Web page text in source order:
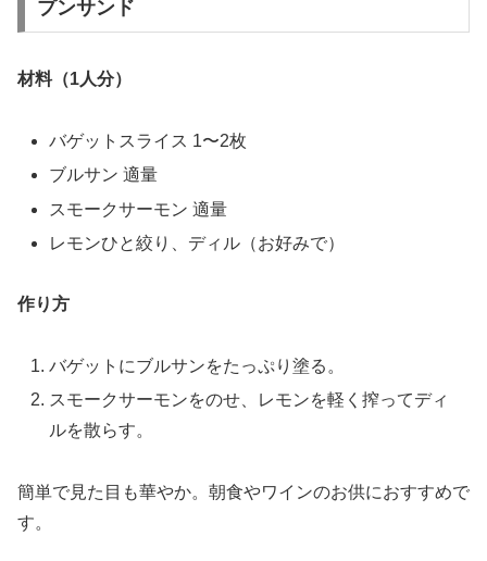
プンサンド
材料（1人分）
バゲットスライス 1〜2枚
ブルサン 適量
スモークサーモン 適量
レモンひと絞り、ディル（お好みで）
作り方
バゲットにブルサンをたっぷり塗る。
スモークサーモンをのせ、レモンを軽く搾ってディ
ルを散らす。
簡単で見た目も華やか。朝食やワインのお供におすすめで
す。